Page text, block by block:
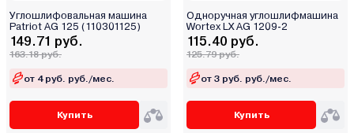
Углошлифовальная машина
Patriot AG 125 (110301125)
149.71 руб.
163.18 руб.
от 4 руб. руб./мес.
Купить
Одноручная углошлифмашина
Wortex LX AG 1209-2
115.40 руб.
125.79 руб.
от 3 руб. руб./мес.
Купить